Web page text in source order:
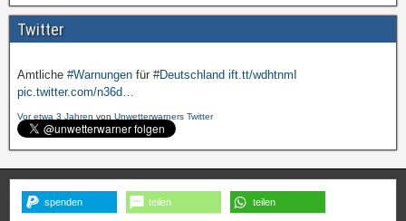
Twitter
pic.twitter.com/cmFX…
Vor etwa 3 Jahren
pic.twitter.com/n36d…
spenden teilen teilen